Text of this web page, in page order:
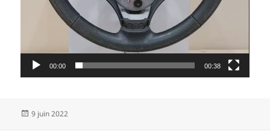
00:00 00:38
Publié
9 juin 2022